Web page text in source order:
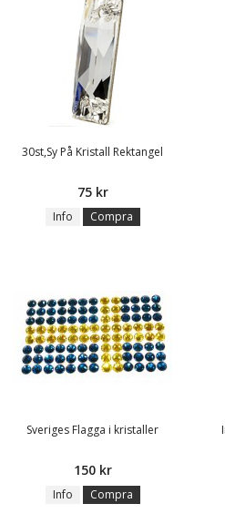
30st,Sy På Kristall Rektangel
75 kr
Info Compra
Sveriges Flagga i kristaller
150 kr
Info Compra